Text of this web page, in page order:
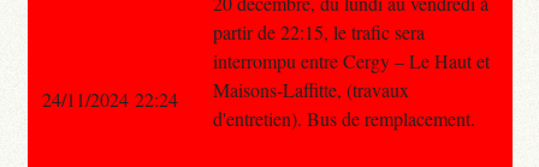
partir de 22:15, le trafic sera
interrompu entre Cergy – Le Haut et
Maisons-Laffitte, (travaux
d'entretien). Bus de remplacement.
24/11/2024 22:24